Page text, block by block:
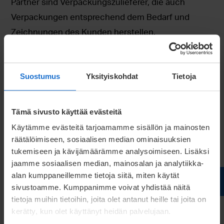
Suostumus Yksityiskohdat Tietoja
Tämä sivusto käyttää evästeitä
Käytämme evästeitä tarjoamamme sisällön ja mainosten
räätälöimiseen, sosiaalisen median ominaisuuksien
tukemiseen ja kävijämäärämme analysoimiseen. Lisäksi
jaamme sosiaalisen median, mainosalan ja analytiikka-
alan kumppaneillemme tietoja siitä, miten käytät
sivustoamme. Kumppanimme voivat yhdistää näitä
tietoja muihin tietoihin, joita olet antanut heille tai joita on
kerätty, kun olet käyttänyt heidän palvelujaan.
Verpackungen entsprechend dem Bedarf und
Zeichnungen des Kunden herstellen.
Liefersicherheit durch
Lagerdienstleistung
In vielen Fällen kann ein Pufferbestand von
Produkten am Produktionsort gerechtfertigt sein.
Zum Beispiel dann, wenn die Nachfrage nach den
Produkten stark schwankt. Wir bieten verschiedene
Möglichkeiten zur Lagerung von Produkten.
Gemeinsam bewerten wir Lagerbedarf,
Möglichkeiten und Risiken. Mit der Größe des
Pufferbestands streben wir danach, das optimale